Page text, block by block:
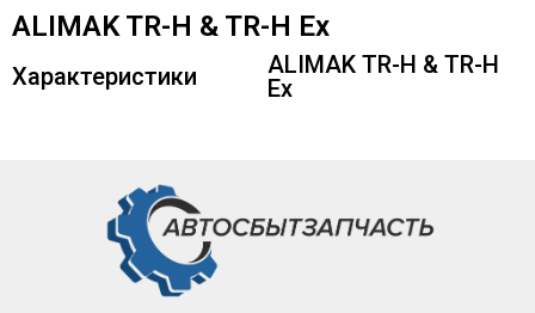
ALIMAK TR-H & TR-H Ex
Характеристики
ALIMAK TR-H & TR-H
Ex